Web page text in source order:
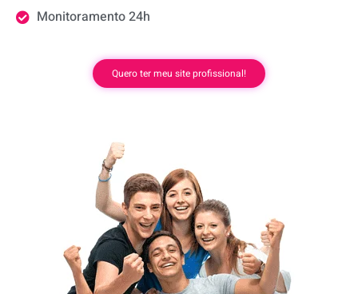
Monitoramento 24h
Quero ter meu site profissional!